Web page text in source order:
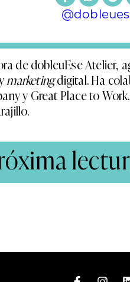
de dobleuEse Atelier,
marketingdigital. Ha
y Great Place to